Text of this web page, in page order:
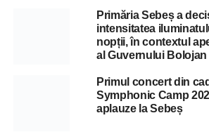
Primăria Sebeș a
intensitatea
nopții, în contextul
al Guvernului Bolojan
Primul concert din
Symphonic Camp
aplauze la Sebeș